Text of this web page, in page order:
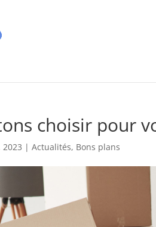
choisir pour
2023 |Actualités, Bons plans